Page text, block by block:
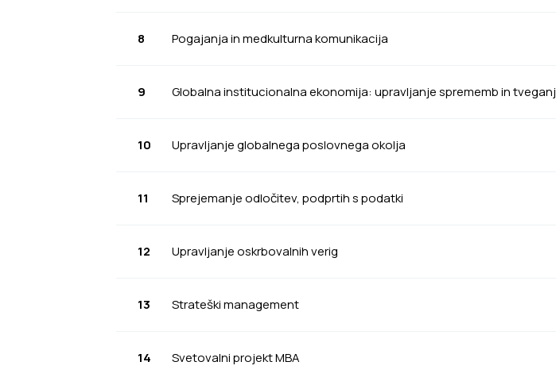
8 Pogajanja in medkulturna komunikacija
9 Globalna institucionalna ekonomija: upravljanje sprememb in tveganj
10 Upravljanje globalnega poslovnega okolja
11 Sprejemanje odločitev, podprtih s podatki
12 Upravljanje oskrbovalnih verig
13 Strateški management
14 Svetovalni projekt MBA